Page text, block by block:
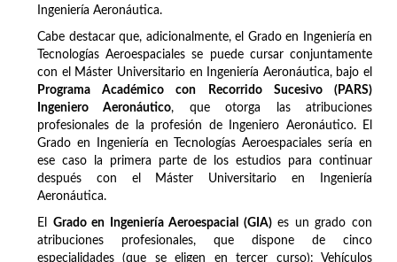
Ingeniería Aeronáutica.
Cabe destacar que, adicionalmente, el Grado en Ingeniería en
Tecnologías Aeroespaciales se puede cursar conjuntamente
con el Máster Universitario en Ingeniería Aeronáutica, bajo el
Programa Académico con Recorrido Sucesivo (PARS)
Ingeniero Aeronáutico, que otorga las atribuciones
profesionales de la profesión de Ingeniero Aeronáutico. El
Grado en Ingeniería en Tecnologías Aeroespaciales sería en
ese caso la primera parte de los estudios para continuar
después con el Máster Universitario en Ingeniería
Aeronáutica.
El Grado en Ingeniería Aeroespacial (GIA)es un grado con
atribuciones profesionales, que dispone de cinco
especialidades (que se eligen en tercer curso): Vehículos